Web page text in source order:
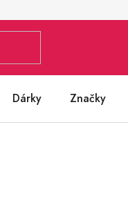
Dárky Značky